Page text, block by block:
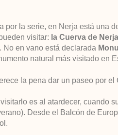
por la serie, en Nerja está una
visitar: la Cuerva de Nerja
No en vano está declarada
natural más visitado en
la pena dar un paseo por
es al atardecer, cuando
Desde el Balcón de